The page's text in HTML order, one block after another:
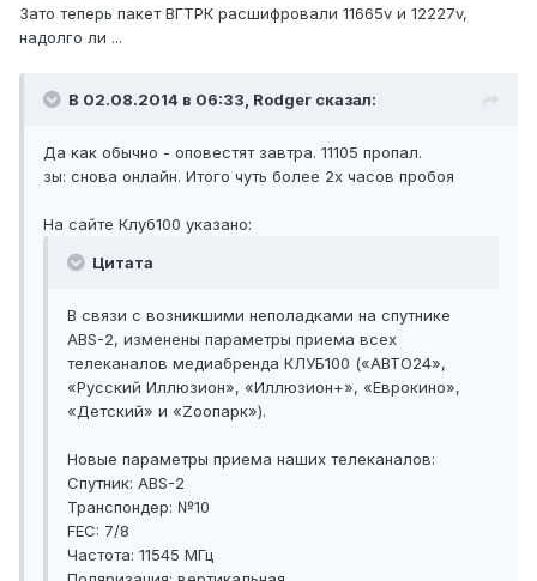
Зато теперь пакет ВГТРК расшифровали 11665v и 12227v,
надолго ли ...
В 02.08.2014 в 06:33, Rodger сказал:
Да как обычно - оповестят завтра. 11105 пропал.
зы: снова онлайн. Итого чуть более 2х часов пробоя
На сайте Клуб100 указано:
Цитата
В связи с возникшими неполадками на спутнике
ABS-2, изменены параметры приема всех
телеканалов медиабренда КЛУБ100 («АВТО24»,
«Русский Иллюзион», «Иллюзион+», «Еврокино»,
«Детский» и «Zоопарк»).
Новые параметры приема наших телеканалов:
Спутник: ABS-2
Транспондер: №10
FEC: 7/8
Частота: 11545 МГц